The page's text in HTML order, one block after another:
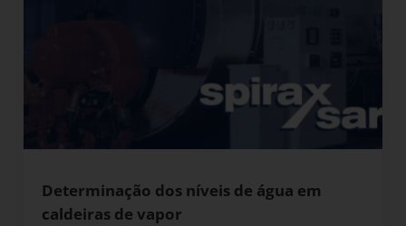
Determinação dos níveis de água em
caldeiras de vapor